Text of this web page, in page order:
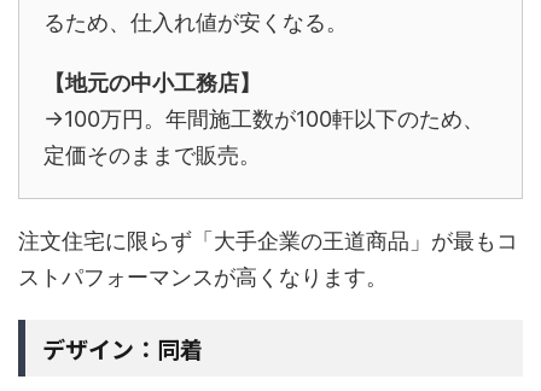
るため、仕入れ値が安くなる。
【地元の中小工務店】
→100万円。年間施工数が100軒以下のため、
定価そのままで販売。
注文住宅に限らず「大手企業の王道商品」が最もコ
ストパフォーマンスが高くなります。
デザイン：同着